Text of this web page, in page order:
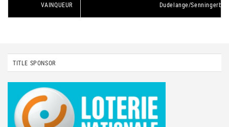
VAINQUEUR Dudelange/
TITLE SPONSOR